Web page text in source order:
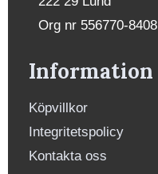
Org nr 556770-8408
Information
Köpvillkor
Integritetspolicy
Kontakta oss